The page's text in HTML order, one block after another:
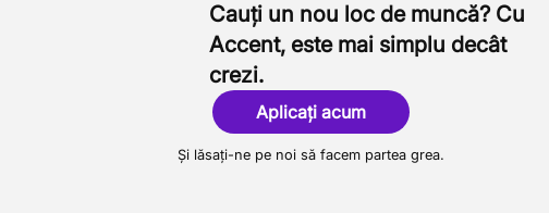
Cauți un nou loc de muncă? Cu
Accent, este mai simplu decât
crezi.
Aplicați acum
Și lăsați-ne pe noi să facem partea grea.